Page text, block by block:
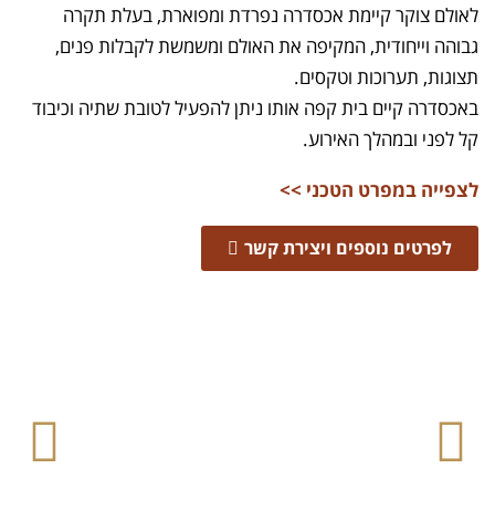
לאולם צוקר קיימת אכסדרה נפרדת ומפוארת, בעלת תקרה
גבוהה וייחודית, המקיפה את האולם ומשמשת לקבלות פנים,
תצוגות, תערוכות וטקסים.
באכסדרה קיים בית קפה אותו ניתן להפעיל לטובת שתיה וכיבוד
קל לפני ובמהלך האירוע.
לצפייה במפרט הטכני >>
לפרטים נוספים ויצירת קשר